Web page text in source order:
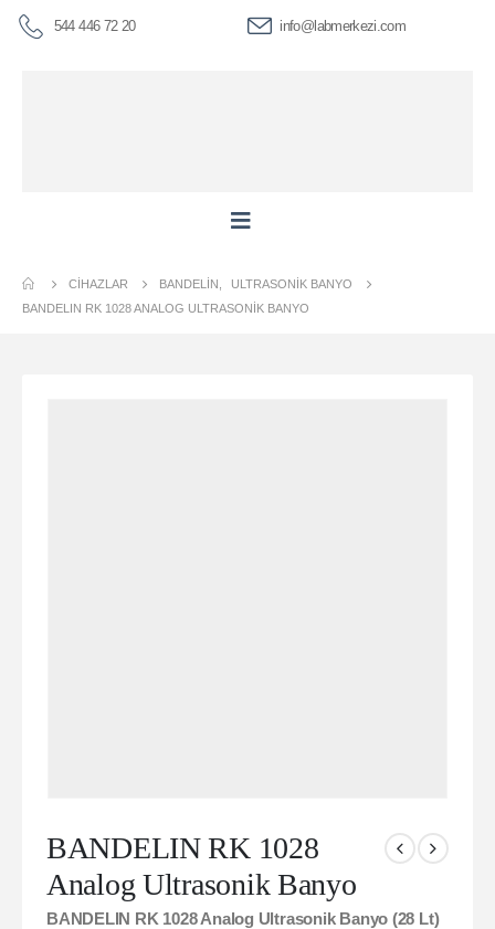
544 446 72 20 info@labmerkezi.com
CIHAZLAR BANDELIN
ULTRASONIK BANYO
BANDELIN RK 1028 ANALOG ULTRASONIK BANYO
BANDELIN RK 1028
Analog Ultrasonik Banyo
BANDELIN RK 1028 Analog Ultrasonik Banyo (28 Lt)